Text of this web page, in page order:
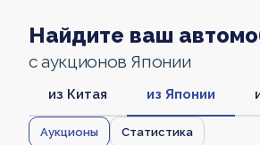
Найдите ваш
с аукционов Японии
из Китая из Японии
Аукционы Статистика